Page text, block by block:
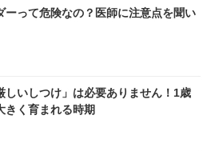
ーって危険なの？医師に注意点を聞い
しいしつけ」は必要ありません！1歳
きく育まれる時期